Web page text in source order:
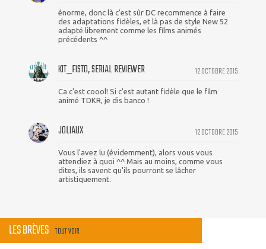
énorme, donc là c'est sûr DC recommence à faire
des adaptations fidèles, et là pas de style New 52
adapté librement comme les films animés
précédents ^^
12 OCTOBRE 2015
KIT_FISTO, SERIAL REVIEWER
Ca c'est coool! Si c'est autant fidèle que le film
animé TDKR, je dis banco !
12 OCTOBRE 2015
JOLIAUX
Vous l'avez lu (évidemment), alors vous vous
attendiez à quoi ^^ Mais au moins, comme vous
dites, ils savent qu'ils pourront se lâcher
artistiquement.
LES BRÈVES TOUT VOIR